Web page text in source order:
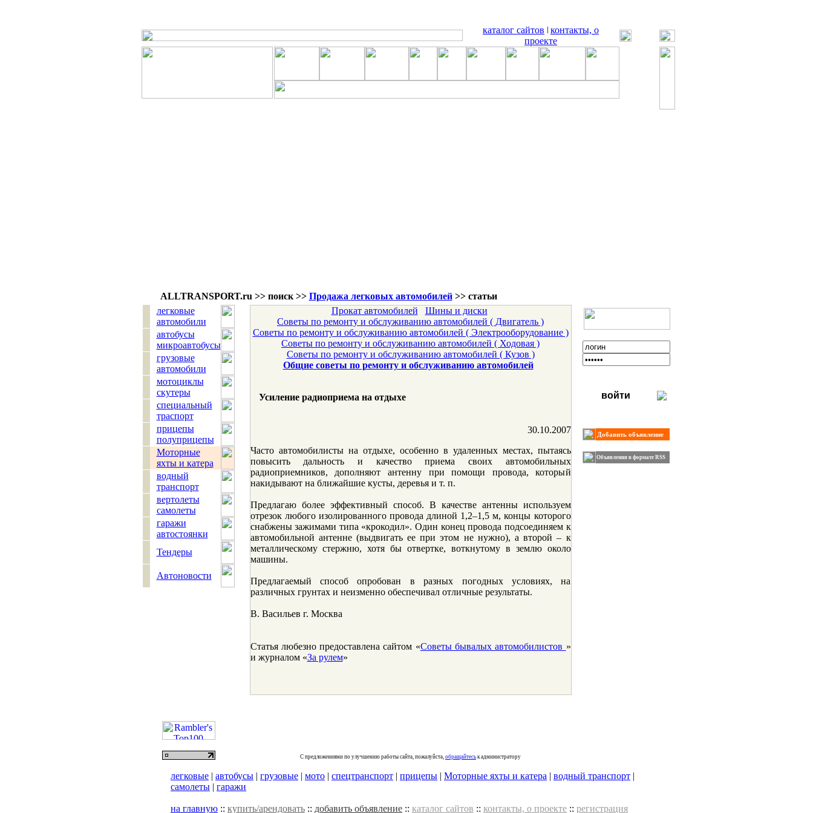
каталог сайтов
контакты, о
проекте
войти
Добавить объявление
Объявления в формате RSS
ALLTRANSPORT.ru >> поиск >> Продажа легковых автомобилей>> статьи
легковые
автомобили
автобусы
микроавтобусы
грузовые
автомобили
мотоциклы
скутеры
специальный
траспорт
прицепы
полуприцепы
Моторные
яхты и катера
водный
транспорт
вертолеты
самолеты
гаражи
автостоянки
Тендеры
Автоновости
Прокат автомобилей
Шины и диски
Советы по ремонту и обслуживанию автомобилей ( Двигатель )
Советы по ремонту и обслуживанию автомобилей ( Электрооборудование )
Советы по ремонту и обслуживанию автомобилей ( Ходовая )
Советы по ремонту и обслуживанию автомобилей ( Кузов )
Общие советы по ремонту и обслуживанию автомобилей
Усиление радиоприема на отдыхе
30.10.2007
Часто автомобилисты на отдыхе, особенно в удаленных местах, пытаясь
повысить дальность и качество приема своих автомобильных
радиоприемников, дополняют антенну при помощи провода, который
накидывают на ближайшие кусты, деревья и т. п.
Предлагаю более эффективный способ. В качестве антенны используем
отрезок любого изолированного провода длиной 1,2–1,5 м, концы которого
снабжены зажимами типа «крокодил». Один конец провода подсоединяем к
автомобильной антенне (выдвигать ее при этом не нужно), а второй – к
металлическому стержню, хотя бы отвертке, воткнутому в землю около
машины.
Предлагаемый способ опробован в разных погодных условиях, на
различных грунтах и неизменно обеспечивал отличные результаты.
В. Васильев г. Москва
Статья любезно предоставлена сайтом «Советы бывалых автомобилистов »
и журналом «За рулем»
С предложениями по улучшению работы сайта, пожалуйста, обращайтесь к администратору
легковые | автобусы | грузовые | мото | спецтранспорт | прицепы | Моторные яхты и катера | водный транспорт |
самолеты | гаражи
на главную :: купить/арендовать :: добавить объявление :: каталог сайтов :: контакты, о проекте :: регистрация